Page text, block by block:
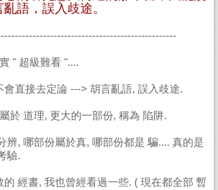
語，誤入歧途。
" 超級難看 "....
會直接去定論 ---> 胡言亂語, 誤入歧途.
於 道理, 更大的一部份, 稱為 陷阱.
辨, 哪部份屬於真, 哪部份都是 騙.... 真的是
驗.
的 經書, 我也曾經看過一些. ( 現在都全部 暫